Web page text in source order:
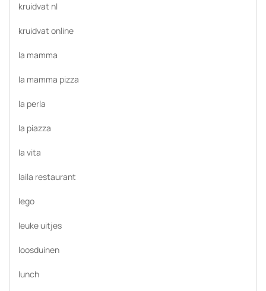
kruidvat nl
kruidvat online
la mamma
la mamma pizza
la perla
la piazza
la vita
laila restaurant
lego
leuke uitjes
loosduinen
lunch